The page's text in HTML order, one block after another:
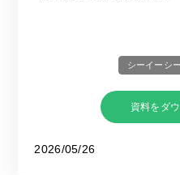
シーイーシー
資料をダ
2026/05/26